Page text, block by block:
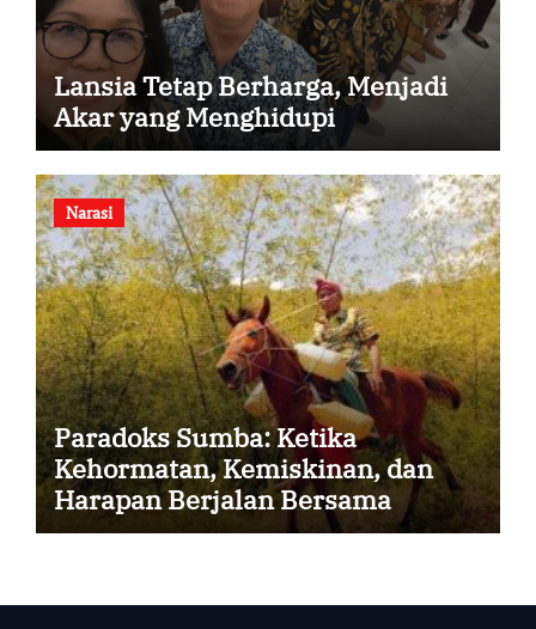
Lansia Tetap Berharga, Menjadi
Akar yang Menghidupi
Narasi
Paradoks Sumba: Ketika
Kehormatan, Kemiskinan, dan
Harapan Berjalan Bersama